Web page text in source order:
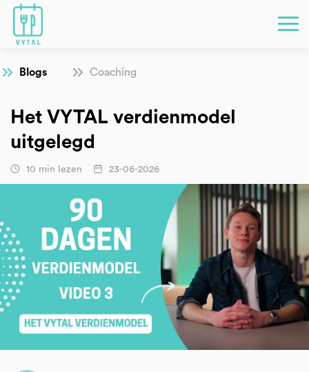
Blogs Coaching
Het VYTAL verdienmodel
uitgelegd
10 min lezen 23-06-2026